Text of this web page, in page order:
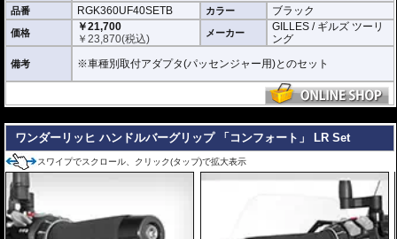
品番 RGK360UF40SETB カラー ブラック
価格
￥21,700
￥23,870(税込) メーカー
GILLES / ギルズ ツーリ
ング
備考 ※車種別取付アダプタ(パッセンジャー用)とのセット
ワンダーリッヒ ハンドルバーグリップ 「コンフォート」 LR Set
スワイプでスクロール、クリック(タップ)で拡大表示